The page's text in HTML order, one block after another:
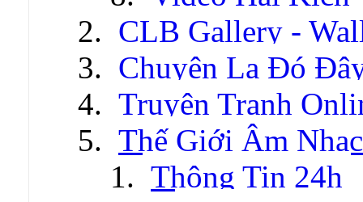
CLB Gallery -
Chuyện Lạ Đó
Truyện Tranh
Thế Giới Âm Nhạc
Thông Tin 24h